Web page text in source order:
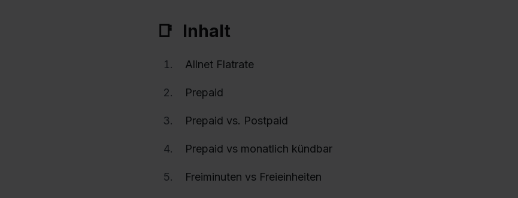
Inhalt
Allnet Flatrate
Prepaid
Prepaid vs. Postpaid
Prepaid vs monatlich kündbar
Freiminuten vs Freieinheiten